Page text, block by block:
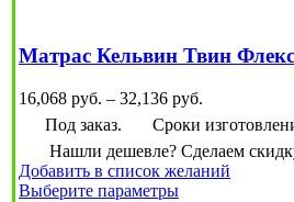
Матрас Кельвин Твин Флекс
16,068 руб. – 32,136 руб.
16,068
руб.
–
Под заказ.
Сроки
Нашли дешевле? Сделаем
Добавить в список желаний
Выберите параметрыЭтот